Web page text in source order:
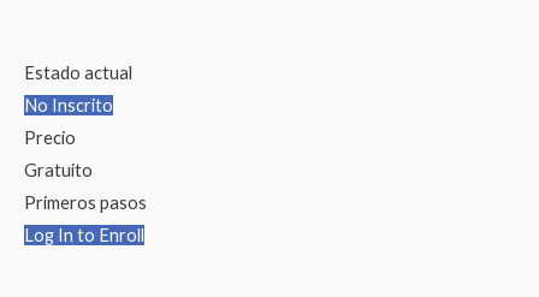
Estado actual
No Inscrito
Precio
Gratuito
Primeros pasos
Log In to Enroll